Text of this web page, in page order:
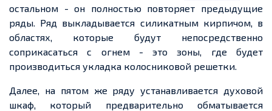
остальном - он полностью повторяет предыдущие
ряды. Ряд выкладывается силикатным кирпичом, в
областях, которые будут непосредственно
соприкасаться с огнем - это зоны, где будет
производиться укладка колосниковой решетки.
Далее, на пятом же ряду устанавливается духовой
шкаф, который предварительно обматывается